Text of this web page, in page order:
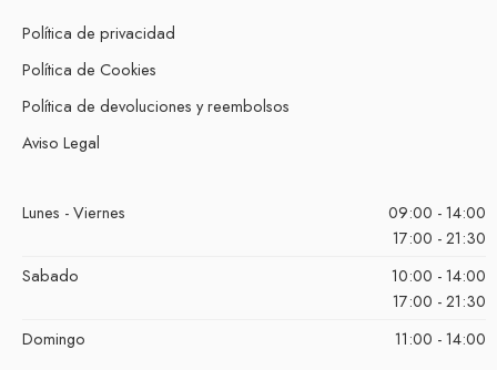
Política de privacidad
Política de Cookies
Política de devoluciones y reembolsos
Aviso Legal
Lunes - Viernes
09:00 - 14:00
17:00 - 21:30
Sabado
10:00 - 14:00
17:00 - 21:30
Domingo
11:00 - 14:00